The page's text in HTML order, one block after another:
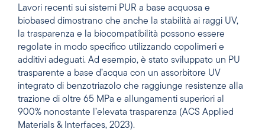
Lavori recenti sui sistemi PUR a base acquosa e
biobased dimostrano che anche la stabilità ai raggi UV,
la trasparenza e la biocompatibilità possono essere
regolate in modo specifico utilizzando copolimeri e
additivi adeguati. Ad esempio, è stato sviluppato un PU
trasparente a base d’acqua con un assorbitore UV
integrato di benzotriazolo che raggiunge resistenze alla
trazione di oltre 65 MPa e allungamenti superiori al
900% nonostante l’elevata trasparenza (ACS Applied
Materials & Interfaces, 2023).